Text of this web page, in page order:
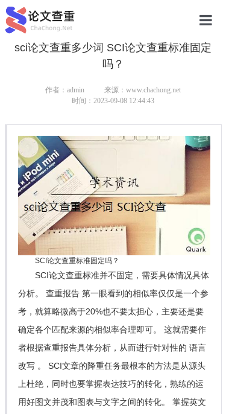
网站首页
本科论文
研究生论
sci论文查重多少词 SCI论文查重标准固定
吗？
作者：admin
来源：www.chachong.net
时间：2023-09-08 12:44:43
SCI论文查重标准固定吗？
SCI论文查重标准并不固定，需要具体情况具体
分析。 查重报告 第一眼看到的相似率仅仅是一个参
考，就算略微高于20%也不要太担心，主要还是要
确定各个匹配来源的相似率合理即可。 这就需要作
者根据查重报告具体分析，从而进行针对性的 语言
改写 。 SCI文章的降重任务最根本的方法是从源头
上杜绝，同时也要掌握表达技巧的转化，熟练的运
用好图文并茂和图表与文字之间的转化。 掌握英文